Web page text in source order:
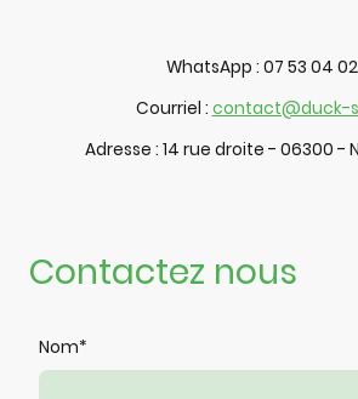
WhatsApp : 07 53 04 02
Courriel : contact@duck-
Adresse : 14 rue droite - 06300 -
Contactez nous
Nom*